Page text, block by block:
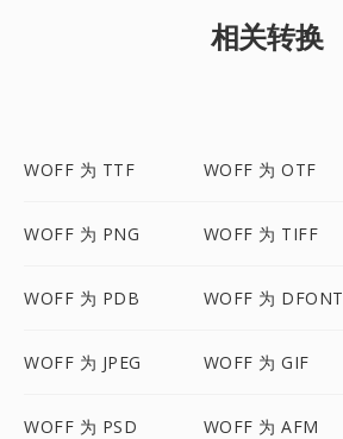
相关转换
WOFF 为 TTF WOFF 为 OTF
WOFF 为 PNG WOFF 为 TIFF
WOFF 为 PDB WOFF 为 DFONT
WOFF 为 JPEG WOFF 为 GIF
WOFF 为 PSD WOFF 为 AFM